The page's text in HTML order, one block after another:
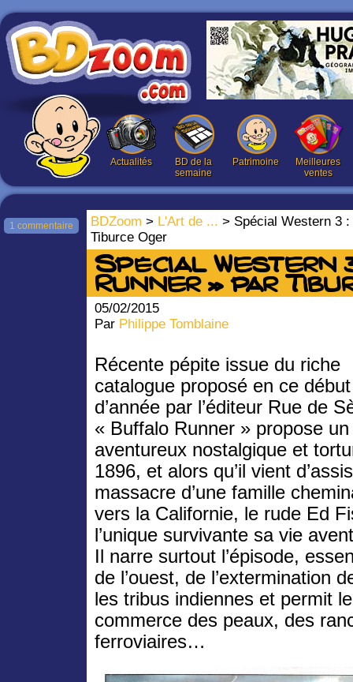
Actualités
BD de la
semaine
Patrimoine
Meilleures
ventes
BDZoom > L'Art de ... > Spécial Western 3
Tiburce Oger
1 commentaire
Spécial Western
Runner » par
05/02/2015
Par Philippe Tomblaine
Récente pépite issue du riche
catalogue proposé en ce début
d’année par l’éditeur Rue de
« Buffalo Runner » propose
aventureux nostalgique et
1896, et alors qu’il vient
massacre d’une famille
vers la Californie, le rude Ed
l’unique survivante sa vie
Il narre surtout l’épisode,
de l’ouest, de l’extermination
les tribus indiennes et permit
commerce des peaux, des
ferroviaires…